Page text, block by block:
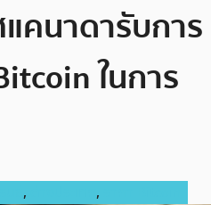
แคนาดารับการ
ในการ
, ,